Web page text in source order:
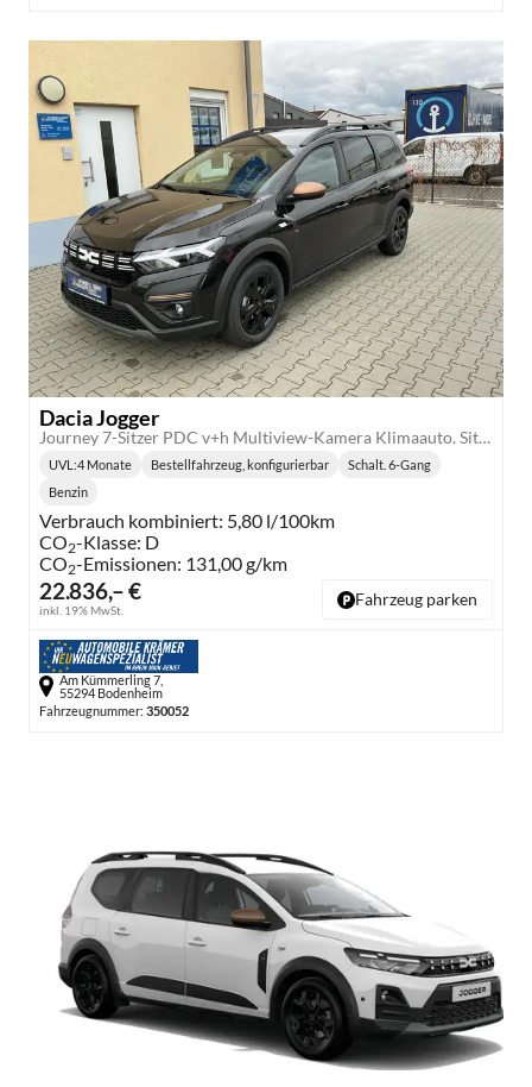
Dacia Jogger
Journey 7-Sitzer PDC v+h Multiview-Kamera Klimaauto. Sitzheizung
22.836,– €
inkl. 19% MwSt.
UVL :4 Monate Bestellfahrzeug, konfigurierbar
Getriebe:
Schalt. 6-Gang
Benzin
Verbrauch kombiniert: 5,80 l/100km
CO2-Klasse: D
CO2-Emissionen: 131,00 g/km
Fahrzeug parken
Am Kümmerling 7,
55294 Bodenheim
Fahrzeugnummer: 350052